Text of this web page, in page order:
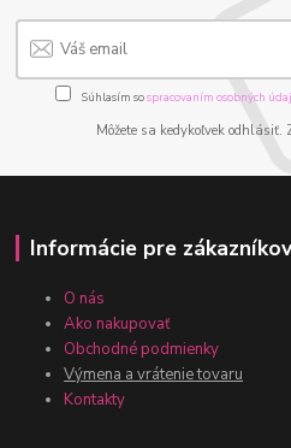
Súhlasím sospracovaním osobných
Môžete sa kedykoľvek
Informácie pre zákazníkov
O nás
Ako nakupovať
Obchodné podmienky
Výmena a vrátenie tovaru
Kontakty